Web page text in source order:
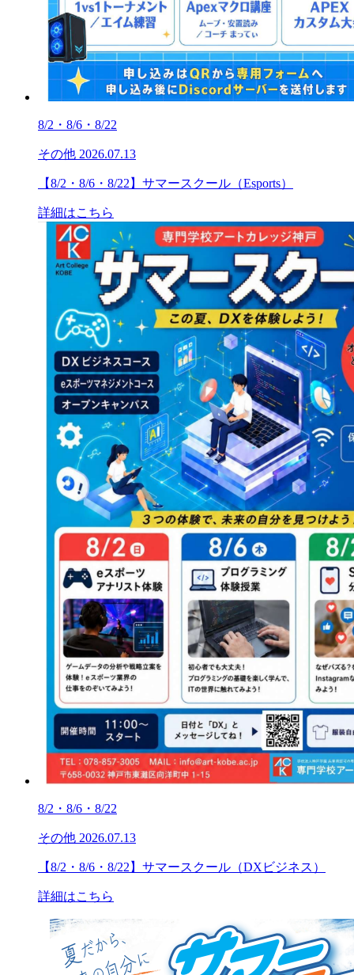
8/2・8/6・8/22
その他 2026.07.13
【8/2・8/6・8/22】サマースクール（Esports）
詳細はこちら
8/2・8/6・8/22
その他 2026.07.13
【8/2・8/6・8/22】サマースクール（DXビジネス）
詳細はこちら